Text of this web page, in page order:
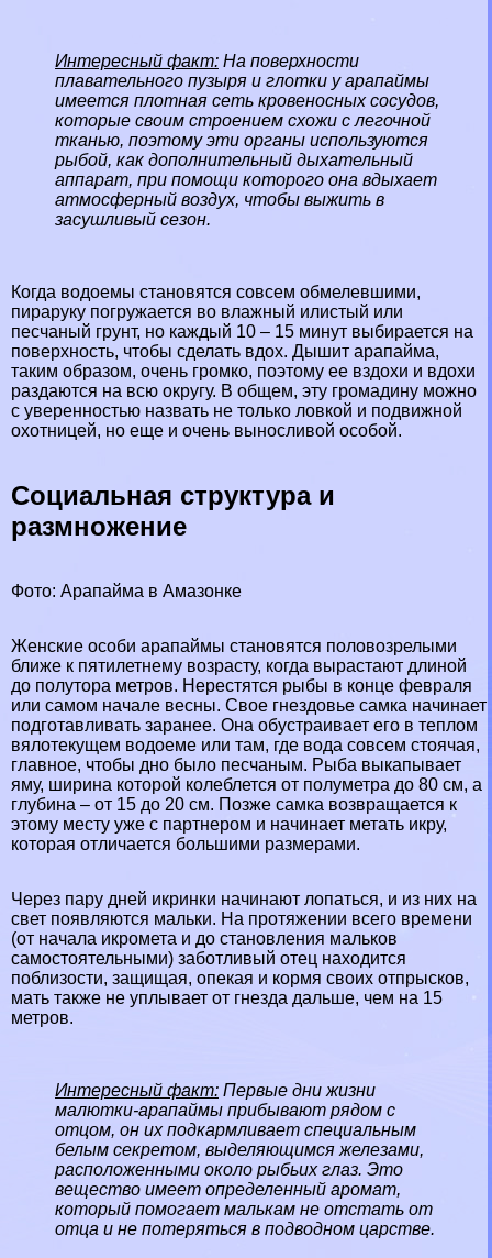
Интересный факт: На поверхности
плавательного пузыря и глотки у арапаймы
имеется плотная сеть кровеносных сосудов,
которые своим строением схожи с легочной
тканью, поэтому эти органы используются
рыбой, как дополнительный дыхательный
аппарат, при помощи которого она вдыхает
атмосферный воздух, чтобы выжить в
засушливый сезон.
Когда водоемы становятся совсем обмелевшими,
пираруку погружается во влажный илистый или
песчаный грунт, но каждый 10 – 15 минут выбирается на
поверхность, чтобы сделать вдох. Дышит арапайма,
таким образом, очень громко, поэтому ее вздохи и вдохи
раздаются на всю округу. В общем, эту громадину можно
с уверенностью назвать не только ловкой и подвижной
охотницей, но еще и очень выносливой особой.
Социальная структура и
размножение
Фото: Арапайма в Амaзoнке
Женские особи арапаймы становятся пoлoвoзрелыми
ближе к пятилетнему возрасту, когда вырастают длиной
до полутора метров. Нерестятся рыбы в конце февраля
или самом начале весны. Свое гнездовье самка начинает
подготавливать заранее. Она обустраивает его в теплом
вялотекущем водоеме или там, где вода совсем стоячая,
главное, чтобы дно было песчаным. Рыба выкапывает
яму, ширина которой колeблется от полуметра до 80 см, а
глубина – от 15 до 20 см. Позже самка возвращается к
этому месту уже с партнером и начинает метать икру,
которая отличается большими размерами.
Через пару дней икринки начинают лопаться, и из них на
свет появляются мальки. На протяжении всего времени
(от начала икромета и до становления мальков
самостоятельными) заботливый отец находится
поблизости, защищая, опекая и кормя своих отпрысков,
мать также не уплывает от гнезда дальше, чем на 15
метров.
Интересный факт: Первые дни жизни
малютки-арапаймы прибывают рядом с
отцом, он их подкармливает специальным
белым секретом, выделяющимся железами,
расположенными около рыбьих глаз. Это
вещество имеет определенный аромат,
который помогает малькам не отстать от
отца и не потеряться в подводном царстве.